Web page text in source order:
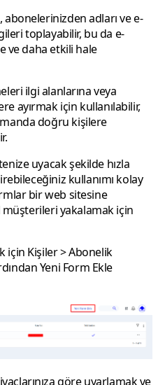
adları ve e-
toplayabilir, bu da e-
ve daha etkili hale
ilgi alanlarına veya
ayırmak için kullanılabilir,
doğru kişilere
uyacak şekilde hızla
kullanımı kolay
bir web sitesine
yakalamak için
için Kişiler>Abonelik
Yeni Form Ekle
göre uyarlamak ve